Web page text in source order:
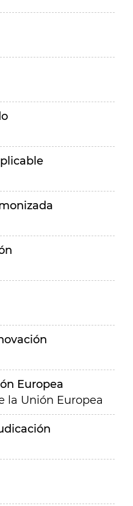
Europea
la Unión Europea